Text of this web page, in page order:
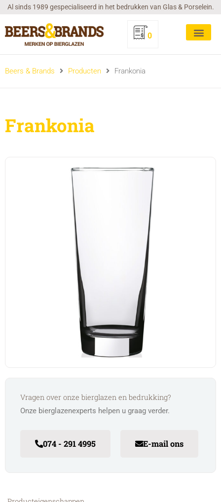
GaAl sinds 1989 gespecialiseerd in het bedrukken van Glas & Porselein.
0
Beers & Brands Producten Frankonia
Frankonia
Vragen over onze bierglazen en bedrukking?
Onze bierglazenexperts helpen u graag verder.
074 - 291 4995 E-mail ons